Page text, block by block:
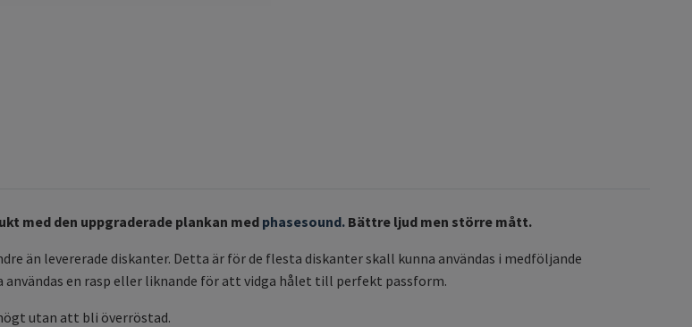
med den uppgraderade plankan med phasesound. Bättre ljud men större mått.
än levererade diskanter. Detta är för de flesta diskanter skall kunna användas i medföljande
användas en rasp eller liknande för att vidga hålet till perfekt passform.
utan att bli överröstad.